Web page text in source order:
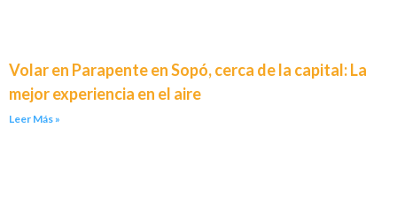
Volar en Parapente en Sopó, cerca de la capital: La
mejor experiencia en el aire
Leer Más »